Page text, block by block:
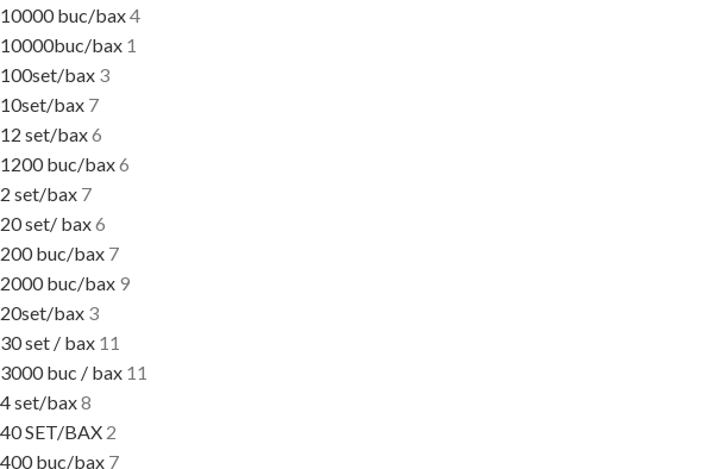
10000 buc/bax4
10000buc/bax 1
100set/bax 3
10set/bax 7
12 set/bax6
1200 buc/bax6
2 set/bax 7
20 set/ bax6
200 buc/bax 7
2000 buc/bax 9
20set/bax 3
30 set / bax 11
3000 buc / bax 11
4 set/bax8
40 SET/BAX 2
400 buc/bax 7